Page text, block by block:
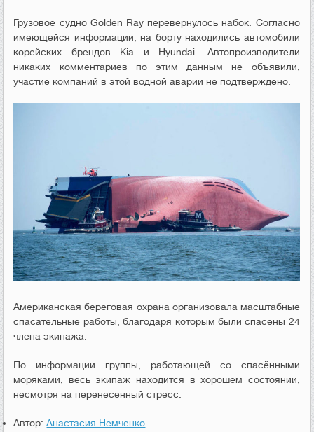
Грузовое судно Golden Ray перевернулось набок. Согласно
имеющейся информации, на борту находились автомобили
корейских брендов Kia и Hyundai. Автопроизводители
никаких комментариев по этим данным не объявили,
участие компаний в этой водной аварии не подтверждено.
Американская береговая охрана организовала масштабные
спасательные работы, благодаря которым были спасены 24
члена экипажа.
По информации группы, работающей со спасёнными
моряками, весь экипаж находится в хорошем состоянии,
несмотря на перенесённый стресс.
Автор:Анастасия Немченко